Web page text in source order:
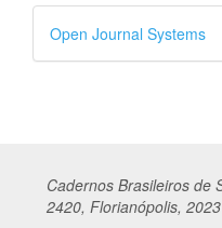
Desenvolvido
por
Open Journal Systems
Cadernos Brasileiros de
2420, Florianópolis, 2023